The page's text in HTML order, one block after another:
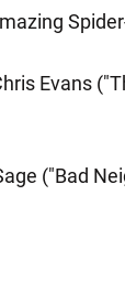
Evans
("Bad